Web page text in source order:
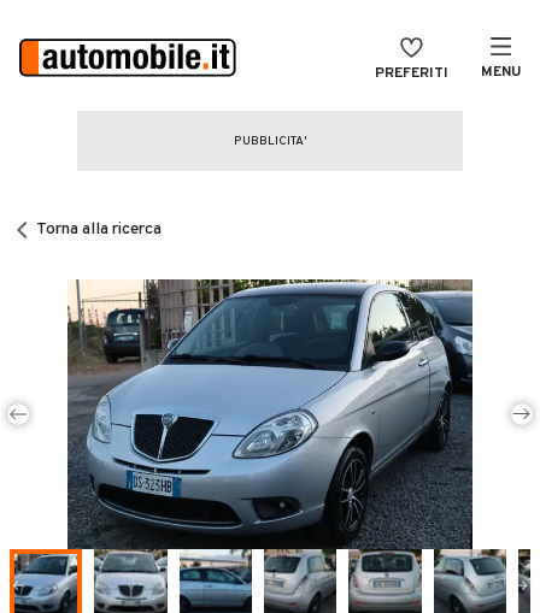
PREFERITI MENU
CERCA
Auto Nuove
Noleggio a lungo termine
Auto d'epoca
Moto
Camper
Veicoli Commerciali
Concessionari
Torna alla ricerca